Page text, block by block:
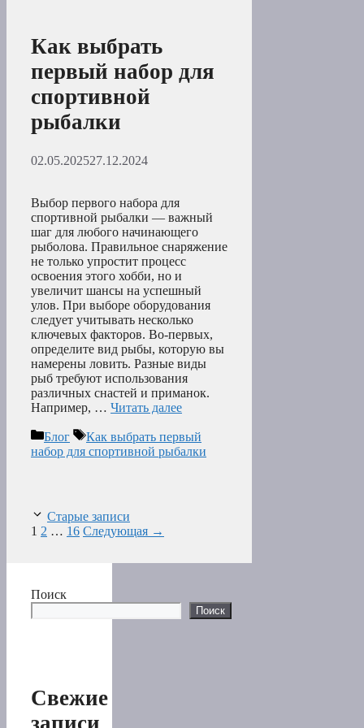
Как выбрать
первый набор для
спортивной
рыбалки
02.05.202527.12.2024
Выбор первого набора для
спортивной рыбалки — важный
шаг для любого начинающего
рыболова. Правильное снаряжение
не только упростит процесс
освоения этого хобби, но и
увеличит шансы на успешный
улов. При выборе оборудования
следует учитывать несколько
ключевых факторов. Во-первых,
определите вид рыбы, которую вы
намерены ловить. Разные виды
рыб требуют использования
различных снастей и приманок.
Например, … Читать далее
Рубрики
Блог Метки
Как выбрать первый
набор для спортивной рыбалки
Старые записи
Страница
1 Страница
2 … Страница
16 Следующая →
Поиск
Поиск
Свежие